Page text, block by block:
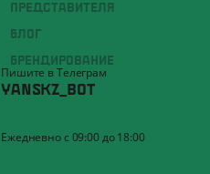
ПРЕДСТАВИТЕЛЯ
БЛОГ
БРЕНДИРОВАНИЕ
Пишите в Телеграм
YANSKZ_BOT
Ежедневно с 09:00 до 18:00